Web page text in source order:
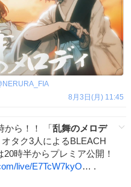
NERURA_FIA
8月3日(月) 11:45
から！！ 「乱舞のメロデ
タク3人によるBLEACH
時半からプレミア公開！
live/E7TcW7kyO… .